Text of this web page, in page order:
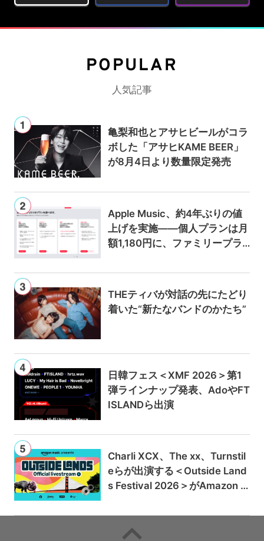
POPULAR
人気記事
亀梨和也とアサヒビールがコラ
ボした「アサヒKAME BEER」
が8月4日より数量限定発売
Apple Music、約4年ぶりの値
上げを実施——個人プランは月
額1,180円に、ファミリープラ
THEティバが対話の先にたどり
着いた“新たなバンドのかたち”
日韓フェス＜XMF 2026＞第1
弾ラインナップ発表、AdoやFT
ISLANDら出演
Charli XCX、The xx、Turnstil
eらが出演する＜Outside Land
s Festival 2026＞がAmazon M
ブ配信